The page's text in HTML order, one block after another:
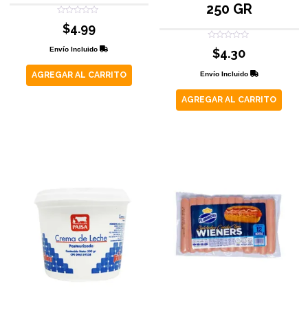
Valorado
con
5
$4.99
Envío Incluido
AGREGAR AL CARRITO
250 GR
Valorado
con
5
$4.30
Envío Incluido
AGREGAR AL CARRITO